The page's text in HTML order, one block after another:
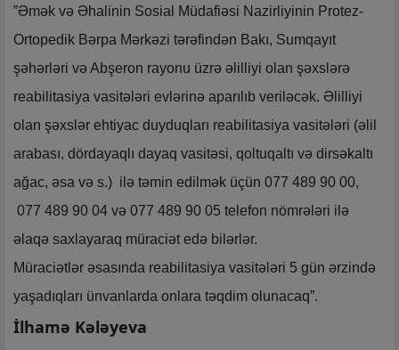
”Əmək və Əhalinin Sosial Müdafiəsi Nazirliyinin Protez-
Ortopedik Bərpa Mərkəzi tərəfindən Bakı, Sumqayıt
şəhərləri və Abşeron rayonu üzrə əlilliyi olan şəxslərə
reabilitasiya vasitələri evlərinə aparılıb veriləcək. Əlilliyi
olan şəxslər ehtiyac duyduqları reabilitasiya vasitələri (əlil
arabası, dördayaqlı dayaq vasitəsi, qoltuqaltı və dirsəkaltı
ağac, əsa və s.) ilə təmin edilmək üçün 077 489 90 00,
077 489 90 04 və 077 489 90 05 telefon nömrələri ilə
əlaqə saxlayaraq müraciət edə bilərlər.
Müraciətlər əsasında reabilitasiya vasitələri 5 gün ərzində
yaşadıqları ünvanlarda onlara təqdim olunacaq”.
İlhamə Kələyeva